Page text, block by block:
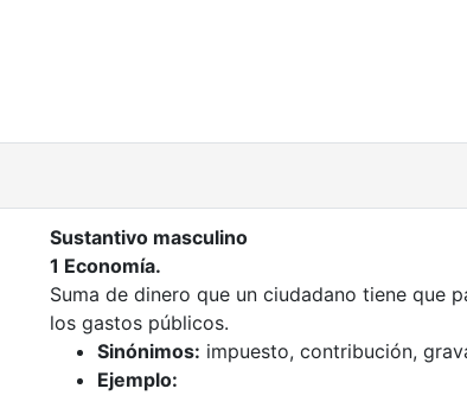
Sustantivo masculino
1 Economía.
Suma de dinero que un ciudadano tiene que
los gastos públicos.
Sinónimos: impuesto, contribución,
Ejemplo: